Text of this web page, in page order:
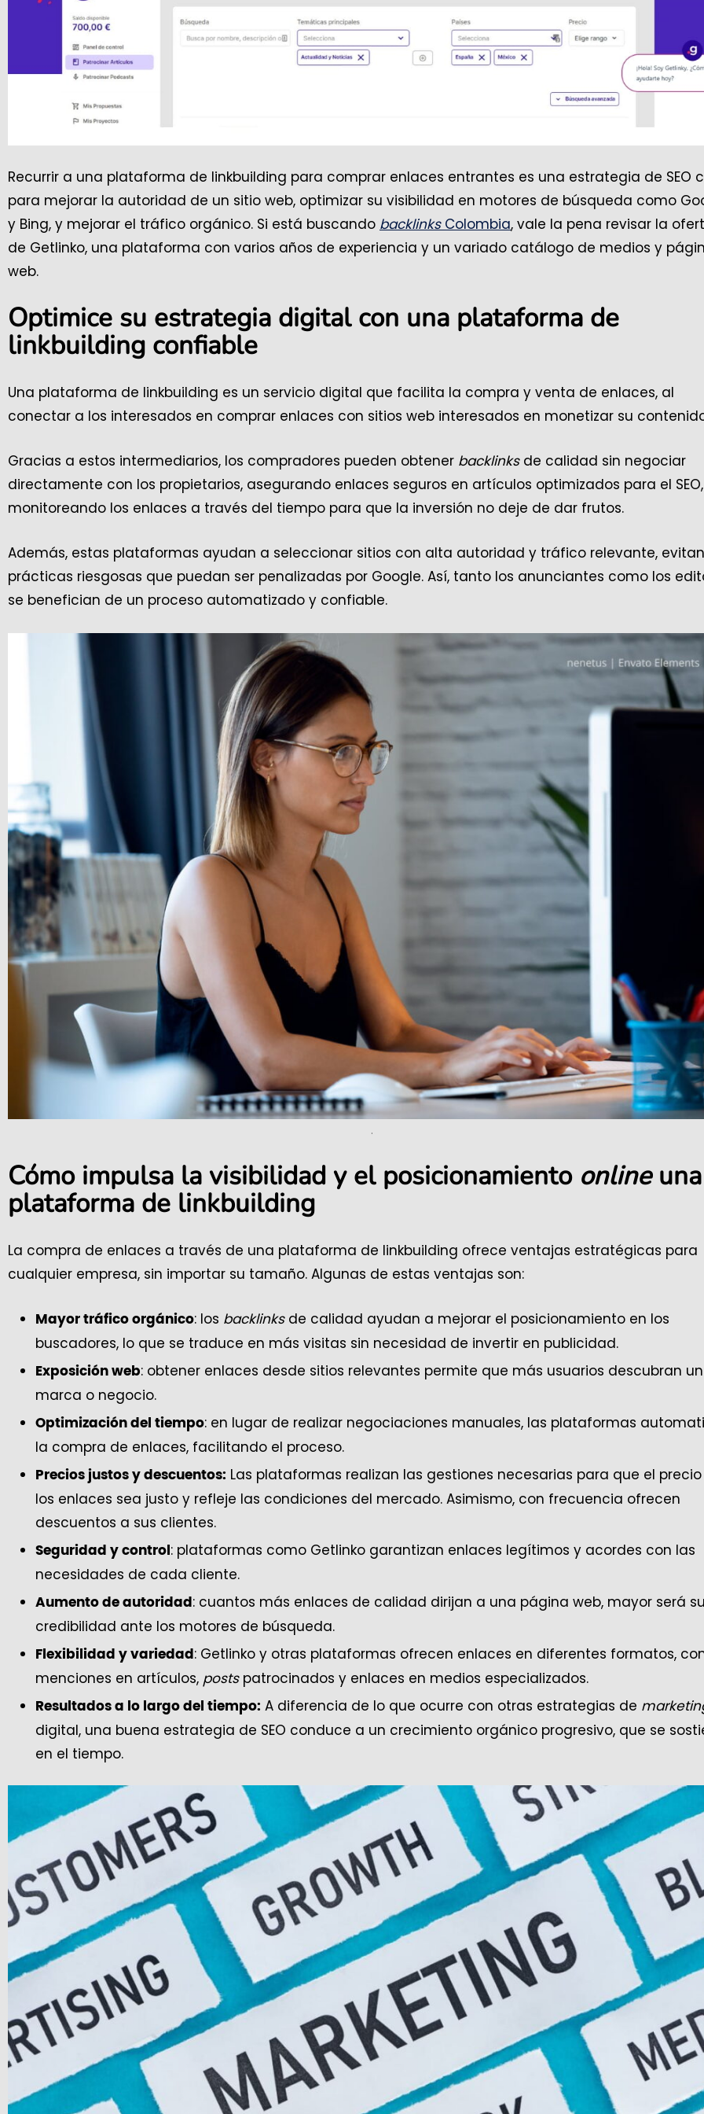
Recurrir a una plataforma de linkbuilding para comprar enlaces entrantes es una estrategia de SEO
para mejorar la autoridad de un sitio web, optimizar su visibilidad en motores de búsqueda como
y Bing, y mejorar el tráfico orgánico. Si está buscando backlinksColombia, vale la pena revisar la
de Getlinko, una plataforma con varios años de experiencia y un variado catálogo de medios y
web.
Optimice su estrategia digital con una plataforma de
linkbuilding confiable
Una plataforma de linkbuilding es un servicio digital que facilita la compra y venta de enlaces, al
conectar a los interesados en comprar enlaces con sitios web interesados en monetizar su
Gracias a estos intermediarios, los compradores pueden obtener backlinksde calidad sin negociar
directamente con los propietarios, asegurando enlaces seguros en artículos optimizados para el
monitoreando los enlaces a través del tiempo para que la inversión no deje de dar frutos.
Además, estas plataformas ayudan a seleccionar sitios con alta autoridad y tráfico relevante,
prácticas riesgosas que puedan ser penalizadas por Google. Así, tanto los anunciantes como los
se benefician de un proceso automatizado y confiable.
.
Cómo impulsa la visibilidad y el posicionamiento online una
plataforma de linkbuilding
La compra de enlaces a través de una plataforma de linkbuilding ofrece ventajas estratégicas para
cualquier empresa, sin importar su tamaño. Algunas de estas ventajas son:
Mayor tráfico orgánico: los backlinksde calidad ayudan a mejorar el posicionamiento en los
buscadores, lo que se traduce en más visitas sin necesidad de invertir en publicidad.
Exposición web: obtener enlaces desde sitios relevantes permite que más usuarios descubran
marca o negocio.
Optimización del tiempo: en lugar de realizar negociaciones manuales, las plataformas
la compra de enlaces, facilitando el proceso.
Precios justos y descuentos: Las plataformas realizan las gestiones necesarias para que el
los enlaces sea justo y refleje las condiciones del mercado. Asimismo, con frecuencia ofrecen
descuentos a sus clientes.
Seguridad y control : plataformas como Getlinko garantizan enlaces legítimos y acordes con las
necesidades de cada cliente.
Aumento de autoridad : cuantos más enlaces de calidad dirijan a una página web, mayor será
credibilidad ante los motores de búsqueda.
Flexibilidad y variedad : Getlinko y otras plataformas ofrecen enlaces en diferentes formatos,
menciones en artículos, postspatrocinados y enlaces en medios especializados.
Resultados a lo largo del tiempo: A diferencia de lo que ocurre con otras estrategias de
digital, una buena estrategia de SEO conduce a un crecimiento orgánico progresivo, que se
en el tiempo.